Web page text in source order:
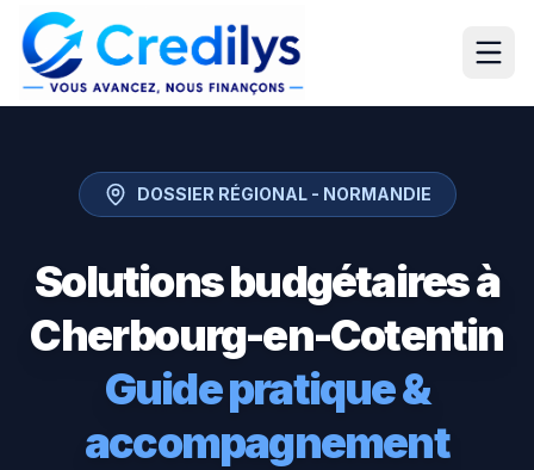
DOSSIER RÉGIONAL - NORMANDIE
Solutions budgétaires à
Cherbourg-en-Cotentin
Guide pratique &
accompagnement